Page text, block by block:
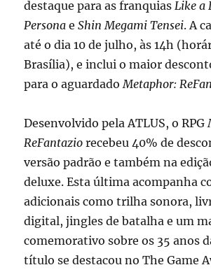
destaque para as franquiasLike a
Persona eShin Megami Tensei. A
até o dia 10 de julho, às 14h
Brasília), e inclui o maior
para o aguardadoMetaphor:
Desenvolvido pela ATLUS, o RPG
ReFantazio recebeu 40% de
versão padrão e também na
deluxe. Esta última acompanha
adicionais como trilha sonora,
digital, jingles de batalha e um
comemorativo sobre os 35 anos
título se destacou no The Game